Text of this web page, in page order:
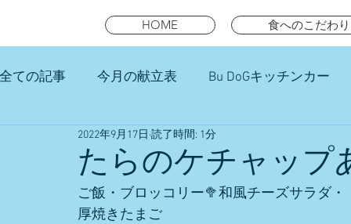
HOME 食へのこだわり
全ての記事 今月の献立表 Bu DoGキッチンカー
未就園児スマイルキッズランチ
たらのケチャップ
2022年9月17日 読了時間: 1分
ご飯・ブロッコリー🥦和風チーズサラダ・
厚焼きたまご